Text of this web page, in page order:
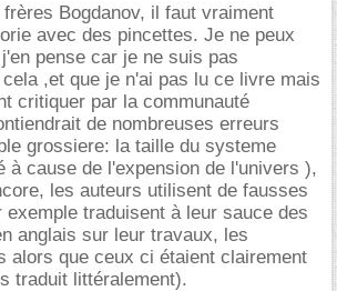
Bogdanov, il faut vraiment
avec des pincettes. Je ne peux
pense car je ne suis pas
,et que je n'ai pas lu ce livre mais
critiquer par la communauté
de nombreuses erreurs
grossiere: la taille du systeme
à cause de l'expension de l'univers ),
les auteurs utilisent de fausses
exemple traduisent à leur sauce des
anglais sur leur travaux, les
alors que ceux ci étaient clairement
traduit littéralement).